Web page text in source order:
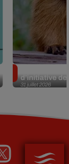
31 juillet 2026
d’initiative